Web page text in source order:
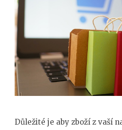
Důležité je aby zboží z vaší